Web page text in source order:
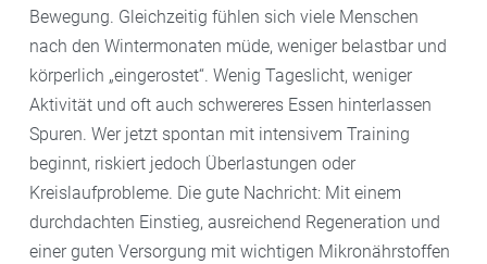
Bewegung. Gleichzeitig fühlen sich viele Menschen
nach den Wintermonaten müde, weniger belastbar und
körperlich „eingerostet“. Wenig Tageslicht, weniger
Aktivität und oft auch schwereres Essen hinterlassen
Spuren. Wer jetzt spontan mit intensivem Training
beginnt, riskiert jedoch Überlastungen oder
Kreislaufprobleme. Die gute Nachricht: Mit einem
durchdachten Einstieg, ausreichend Regeneration und
einer guten Versorgung mit wichtigen Mikronährstoffen